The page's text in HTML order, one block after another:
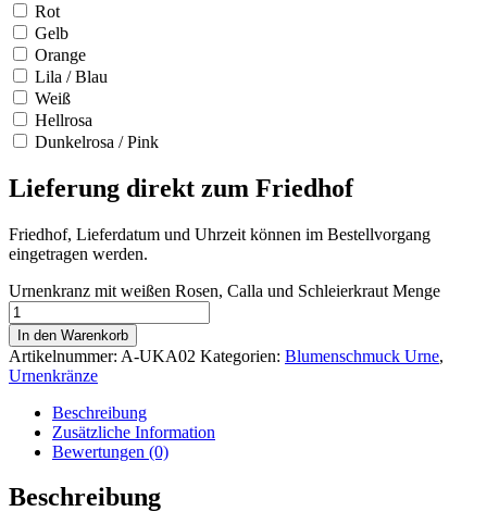
Rot
Gelb
Orange
Lila / Blau
Weiß
Hellrosa
Dunkelrosa / Pink
Lieferung direkt zum Friedhof
Friedhof, Lieferdatum und Uhrzeit können im Bestellvorgang
eingetragen werden.
Urnenkranz mit weißen Rosen, Calla und Schleierkraut Menge
In den Warenkorb
Artikelnummer: A-UKA02 Kategorien: Blumenschmuck Urne,
Urnenkränze
Beschreibung
Zusätzliche Information
Bewertungen (0)
Beschreibung